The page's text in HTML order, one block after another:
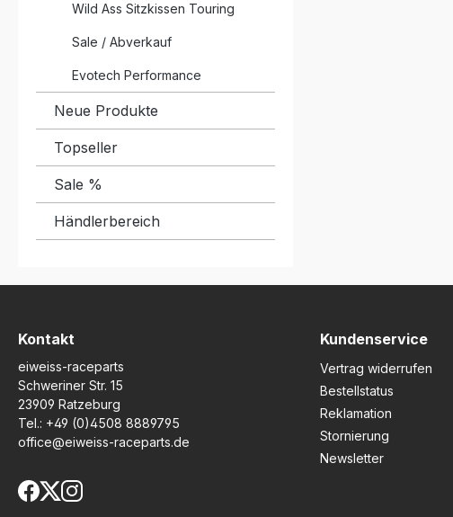
Wild Ass Sitzkissen Touring
Sale / Abverkauf
Evotech Performance
Neue Produkte
Topseller
Sale %
Händlerbereich
Kontakt
eiweiss-raceparts
Schweriner Str. 15
23909 Ratzeburg
Tel.: +49 (0)4508 8889795
office@eiweiss-raceparts.de
Kundenservice
Vertrag widerrufen
Bestellstatus
Reklamation
Stornierung
Newsletter